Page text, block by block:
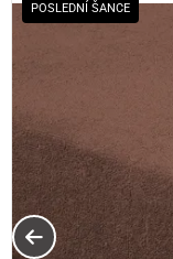
POSLEDNÍ ŠANCE